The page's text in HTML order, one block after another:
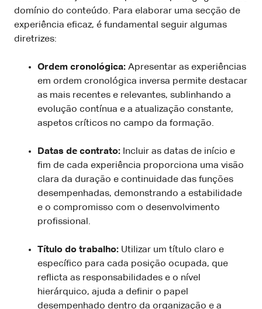
domínio do conteúdo. Para elaborar uma secção de
experiência eficaz, é fundamental seguir algumas
diretrizes:
Ordem cronológica: Apresentar as experiências
em ordem cronológica inversa permite destacar
as mais recentes e relevantes, sublinhando a
evolução contínua e a atualização constante,
aspetos críticos no campo da formação.
Datas de contrato: Incluir as datas de início e
fim de cada experiência proporciona uma visão
clara da duração e continuidade das funções
desempenhadas, demonstrando a estabilidade
e o compromisso com o desenvolvimento
profissional.
Título do trabalho: Utilizar um título claro e
específico para cada posição ocupada, que
reflicta as responsabilidades e o nível
hierárquico, ajuda a definir o papel
desempenhado dentro da organização e a